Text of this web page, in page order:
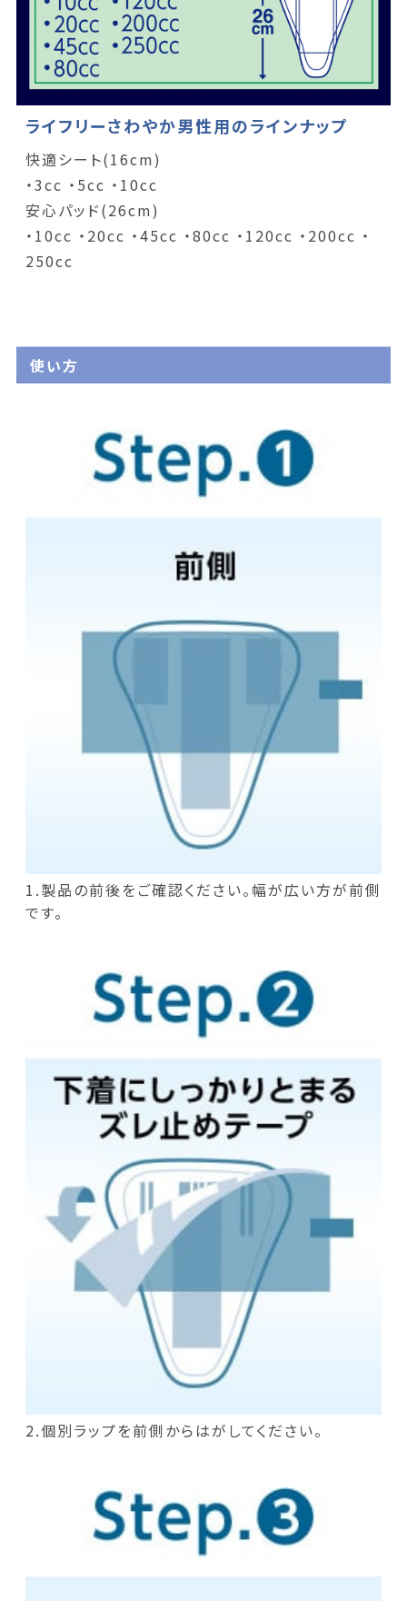
ライフリーさわやか男性用のラインナップ
快適シート(16cm)
・3cc ・5cc ・10cc
安心パッド(26cm)
・10cc ・20cc ・45cc ・80cc ・120cc ・200cc ・
250cc
使い方
1.製品の前後をご確認ください。幅が広い方が前側
です。
2.個別ラップを前側からはがしてください。